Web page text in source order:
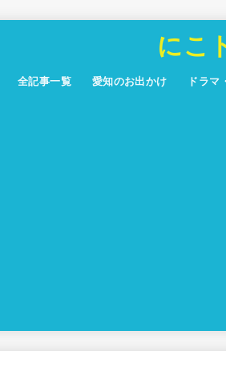
にこ
全記事一覧 愛知のお出かけ ドラマ